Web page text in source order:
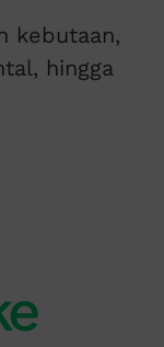
kebutaan,
hingga